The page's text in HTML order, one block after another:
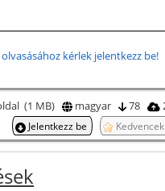
kérlek jelentkezz be!
(1 MB) magyar 78
Jelentkezz be